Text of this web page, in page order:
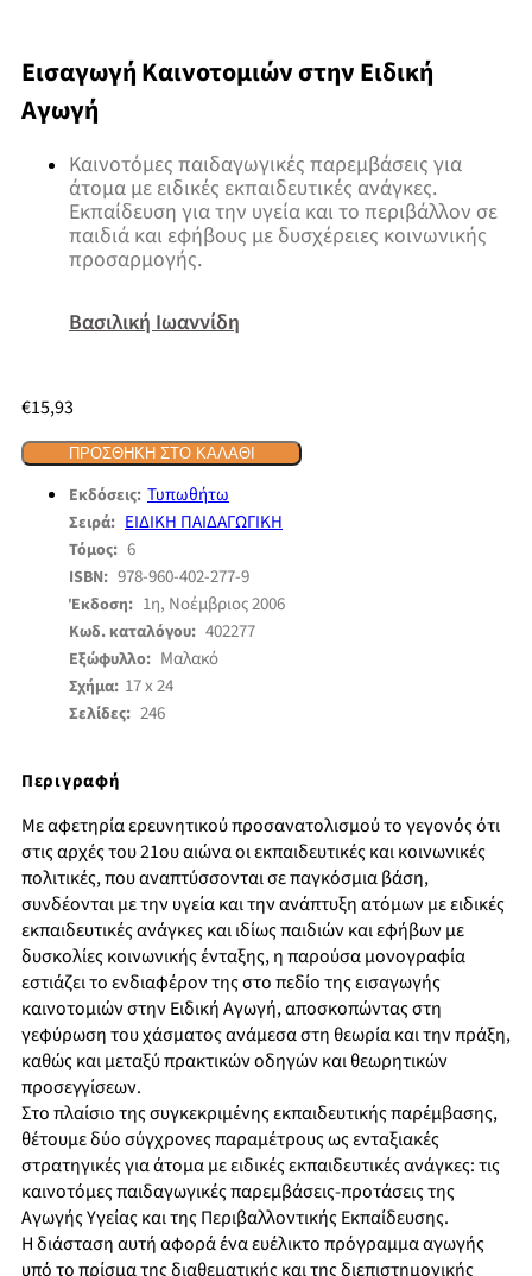
Εισαγωγή Καινοτομιών στην Ειδική
Αγωγή
Καινοτόμες παιδαγωγικές παρεμβάσεις για
άτομα με ειδικές εκπαιδευτικές ανάγκες.
Εκπαίδευση για την υγεία και το περιβάλλον σε
παιδιά και εφήβους με δυσχέρειες κοινωνικής
προσαρμογής.
Βασιλική Ιωαννίδη
€15,93
ΠΡΟΣΘΉΚΗ ΣΤΟ ΚΑΛΆΘΙ
Εκδόσεις: Τυπωθήτω
Σειρά: ΕΙΔΙΚΗ ΠΑΙΔΑΓΩΓΙΚΗ
Τόμος: 6
ISBN: 978-960-402-277-9
Έκδοση: 1η, Νοέμβριος 2006
Κωδ. καταλόγου: 402277
Εξώφυλλο: Μαλακό
Σχήμα: 17 x 24
Σελίδες: 246
Περιγραφή
Με αφετηρία ερευνητικού προσανατολισμού το γεγονός ότι
στις αρχές του 21ου αιώνα οι εκπαιδευτικές και κοινωνικές
πολιτικές, που αναπτύσσονται σε παγκόσμια βάση,
συνδέονται με την υγεία και την ανάπτυξη ατόμων με ειδικές
εκπαιδευτικές ανάγκες και ιδίως παιδιών και εφήβων με
δυσκολίες κοινωνικής ένταξης, η παρούσα μονογραφία
εστιάζει το ενδιαφέρον της στο πεδίο της εισαγωγής
καινοτομιών στην Ειδική Αγωγή, αποσκοπώντας στη
γεφύρωση του χάσματος ανάμεσα στη θεωρία και την πράξη,
καθώς και μεταξύ πρακτικών οδηγών και θεωρητικών
προσεγγίσεων.
Στο πλαίσιο της συγκεκριμένης εκπαιδευτικής παρέμβασης,
θέτουμε δύο σύγχρονες παραμέτρους ως ενταξιακές
στρατηγικές για άτομα με ειδικές εκπαιδευτικές ανάγκες: τις
καινοτόμες παιδαγωγικές παρεμβάσεις-προτάσεις της
Αγωγής Υγείας και της Περιβαλλοντικής Εκπαίδευσης.
Η διάσταση αυτή αφορά ένα ευέλικτο πρόγραμμα αγωγής
υπό το πρίσμα της διαθεματικής και της διεπιστημονικής